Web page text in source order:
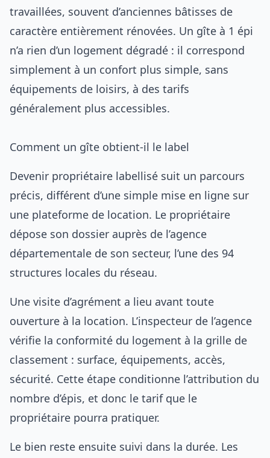
travaillées, souvent d’anciennes bâtisses de
caractère entièrement rénovées. Un gîte à 1 épi
n’a rien d’un logement dégradé : il correspond
simplement à un confort plus simple, sans
équipements de loisirs, à des tarifs
généralement plus accessibles.
Comment un gîte obtient-il le label
Devenir propriétaire labellisé suit un parcours
précis, différent d’une simple mise en ligne sur
une plateforme de location. Le propriétaire
dépose son dossier auprès de l’agence
départementale de son secteur, l’une des 94
structures locales du réseau.
Une visite d’agrément a lieu avant toute
ouverture à la location. L’inspecteur de l’agence
vérifie la conformité du logement à la grille de
classement : surface, équipements, accès,
sécurité. Cette étape conditionne l’attribution du
nombre d’épis, et donc le tarif que le
propriétaire pourra pratiquer.
Le bien reste ensuite suivi dans la durée. Les